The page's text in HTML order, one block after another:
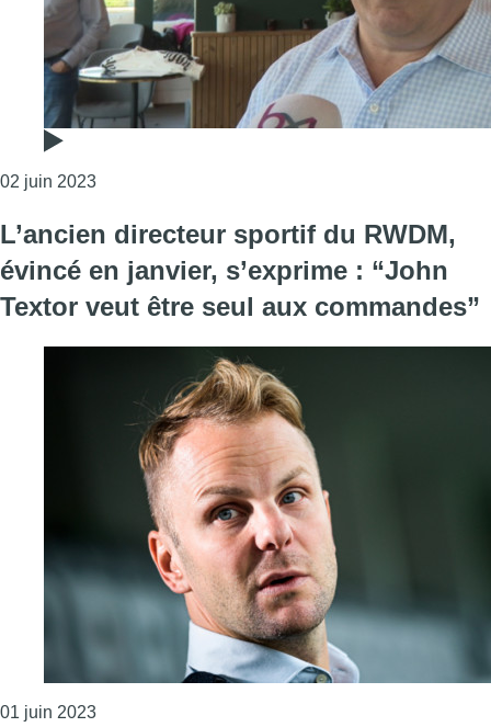
02 juin 2023Consulter l'article "RWDM : l’Américain John
L’ancien directeur sportif du RWDM,
évincé en janvier, s’exprime : “John
Textor veut être seul aux commandes”
01 juin 2023Consulter l'article "L’ancien directeur sportif du